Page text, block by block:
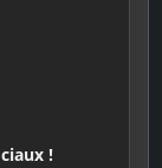
!